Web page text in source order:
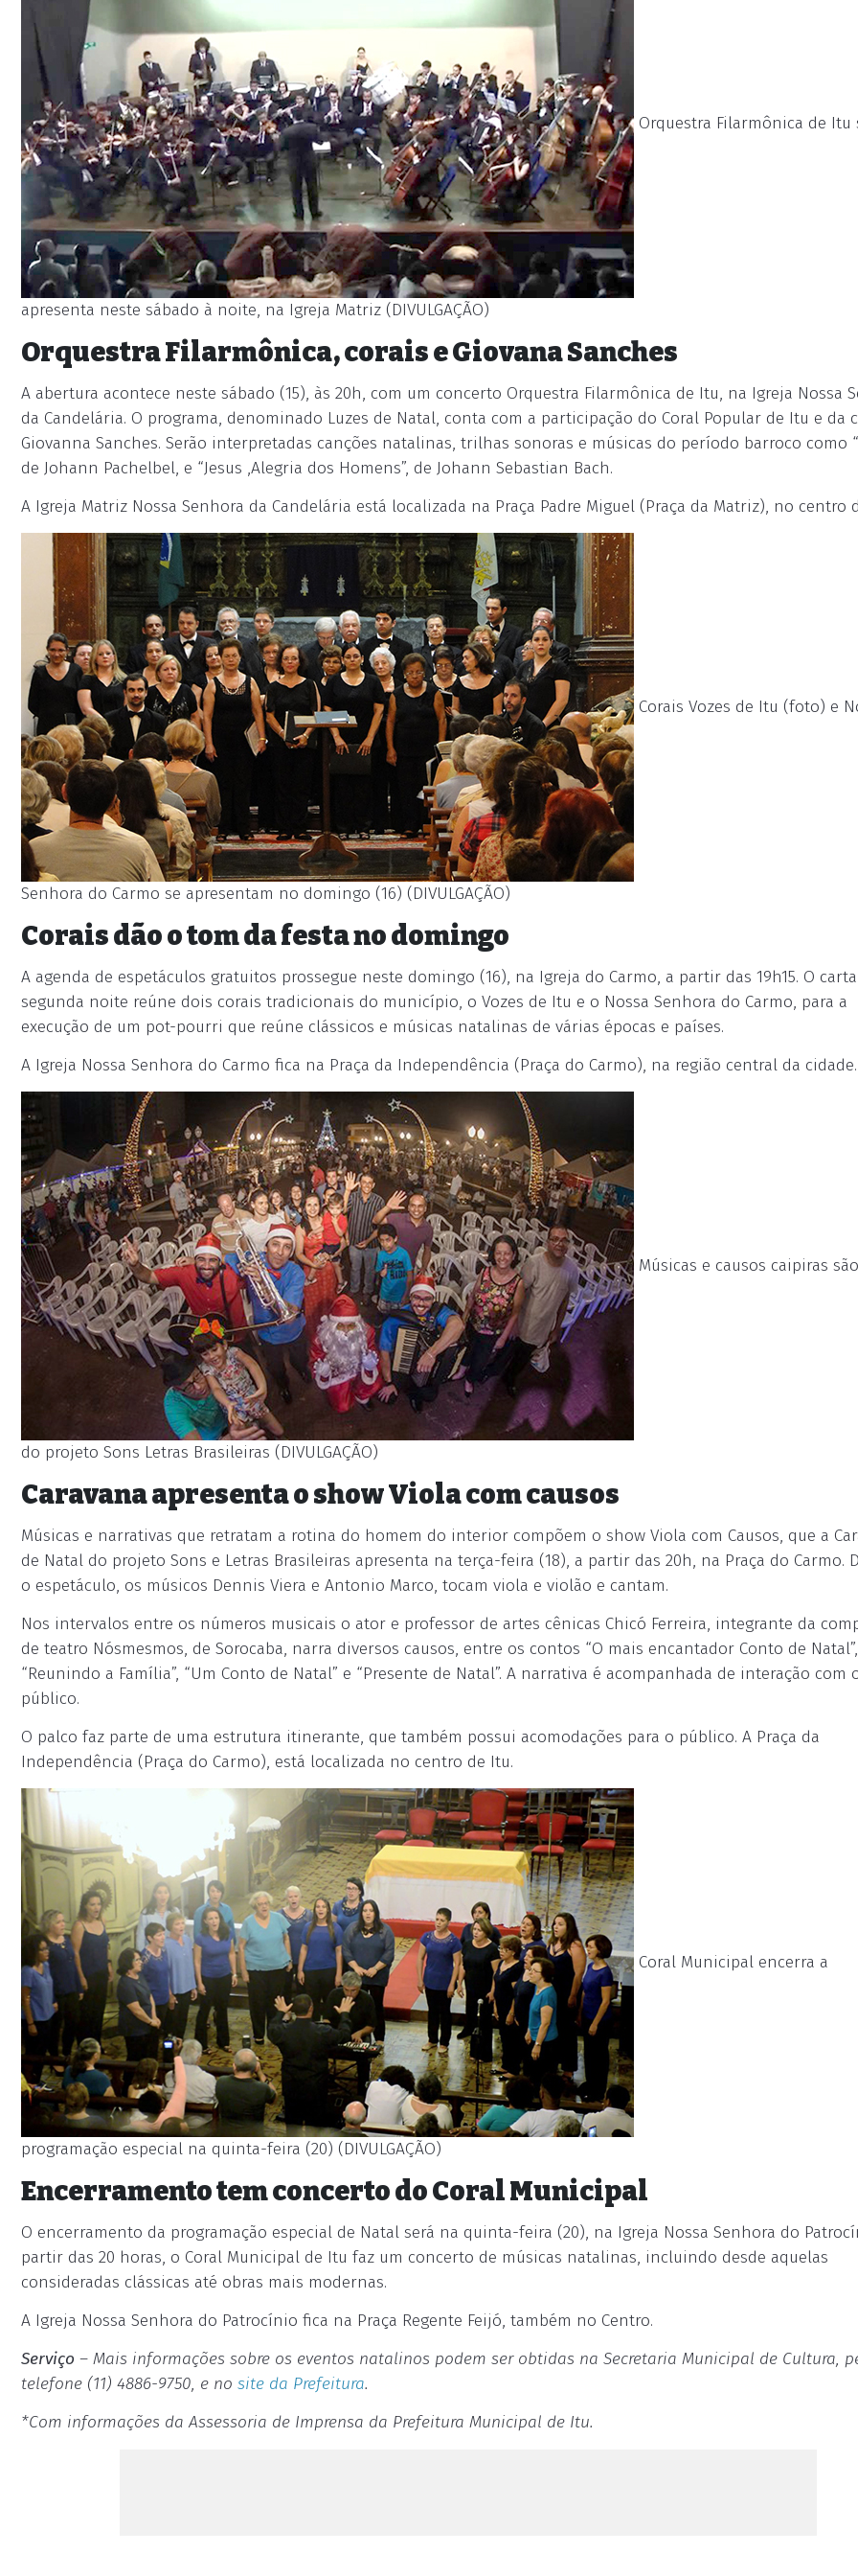
Orquestra Filarmônica de Itu
apresenta neste sábado à noite, na Igreja Matriz (DIVULGAÇÃO)
Orquestra Filarmônica, corais e Giovana Sanches
A abertura acontece neste sábado (15), às 20h, com um concerto Orquestra Filarmônica de Itu, na Igreja Nossa
da Candelária. O programa, denominado Luzes de Natal, conta com a participação do Coral Popular de Itu e da
Giovanna Sanches. Serão interpretadas canções natalinas, trilhas sonoras e músicas do período barroco como
de Johann Pachelbel, e “Jesus ,Alegria dos Homens”, de Johann Sebastian Bach.
A Igreja Matriz Nossa Senhora da Candelária está localizada na Praça Padre Miguel (Praça da Matriz), no centro
Corais Vozes de Itu (foto) e
Senhora do Carmo se apresentam no domingo (16) (DIVULGAÇÃO)
Corais dão o tom da festa no domingo
A agenda de espetáculos gratuitos prossegue neste domingo (16), na Igreja do Carmo, a partir das 19h15. O
segunda noite reúne dois corais tradicionais do município, o Vozes de Itu e o Nossa Senhora do Carmo, para a
execução de um pot-pourri que reúne clássicos e músicas natalinas de várias épocas e países.
A Igreja Nossa Senhora do Carmo fica na Praça da Independência (Praça do Carmo), na região central da cidade.
Músicas e causos caipiras
do projeto Sons Letras Brasileiras (DIVULGAÇÃO)
Caravana apresenta o show Viola com causos
Músicas e narrativas que retratam a rotina do homem do interior compõem o show Viola com Causos, que a
de Natal do projeto Sons e Letras Brasileiras apresenta na terça-feira (18), a partir das 20h, na Praça do Carmo.
o espetáculo, os músicos Dennis Viera e Antonio Marco, tocam viola e violão e cantam.
Nos intervalos entre os números musicais o ator e professor de artes cênicas Chicó Ferreira, integrante da
de teatro Nósmesmos, de Sorocaba, narra diversos causos, entre os contos “O mais encantador Conto de Natal”,
“Reunindo a Família”, “Um Conto de Natal” e “Presente de Natal”. A narrativa é acompanhada de interação com
público.
O palco faz parte de uma estrutura itinerante, que também possui acomodações para o público. A Praça da
Independência (Praça do Carmo), está localizada no centro de Itu.
Coral Municipal encerra a
programação especial na quinta-feira (20) (DIVULGAÇÃO)
Encerramento tem concerto do Coral Municipal
O encerramento da programação especial de Natal será na quinta-feira (20), na Igreja Nossa Senhora do
partir das 20 horas, o Coral Municipal de Itu faz um concerto de músicas natalinas, incluindo desde aquelas
consideradas clássicas até obras mais modernas.
A Igreja Nossa Senhora do Patrocínio fica na Praça Regente Feijó, também no Centro.
Serviço – Mais informações sobre os eventos natalinos podem ser obtidas na Secretaria Municipal de Cultura,
telefone (11) 4886-9750, e no site da Prefeitura.
*Com informações da Assessoria de Imprensa da Prefeitura Municipal de Itu.